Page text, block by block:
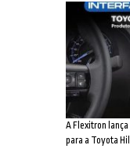
A Flexitron
para a Toyota